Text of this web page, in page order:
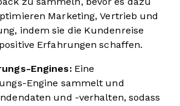
Marketing, Vertrieb und
indem sie die Kundenreise
Erfahrungen schaffen.
Engines:Eine
Engine sammelt und
und -verhalten, sodass